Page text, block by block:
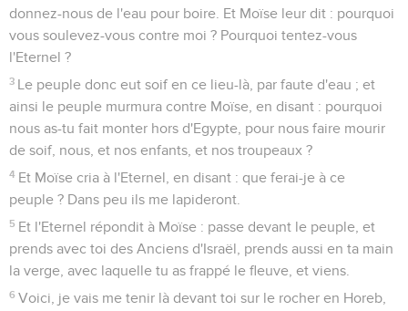
donnez-nous de l'eau pour boire. Et Moïse leur dit : pourquoi
vous soulevez-vous contre moi ? Pourquoi tentez-vous
l'Eternel ?
3 Le peuple donc eut soif en ce lieu-là, par faute d'eau ; et
ainsi le peuple murmura contre Moïse, en disant : pourquoi
nous as-tu fait monter hors d'Egypte, pour nous faire mourir
de soif, nous, et nos enfants, et nos troupeaux ?
4 Et Moïse cria à l'Eternel, en disant : que ferai-je à ce
peuple ? Dans peu ils me lapideront.
5 Et l'Eternel répondit à Moïse : passe devant le peuple, et
prends avec toi des Anciens d'Israël, prends aussi en ta main
la verge, avec laquelle tu as frappé le fleuve, et viens.
6 Voici, je vais me tenir là devant toi sur le rocher en Horeb,